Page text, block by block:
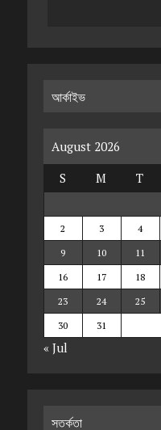
আর্কাইভ
August 2026
S
M T
2
3 4
9
10 11
16
17 18
23
24 25
30
31
« Jul
সতর্কতা